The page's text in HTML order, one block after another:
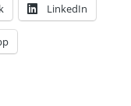
LinkedIn